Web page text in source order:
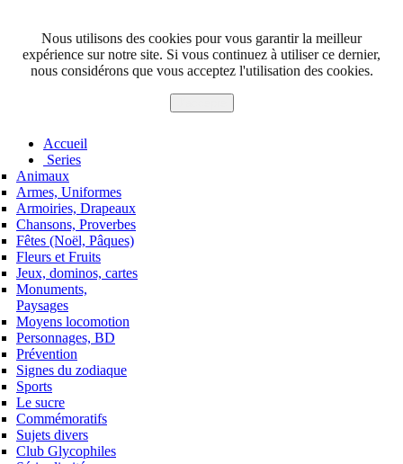
Nous utilisons des cookies pour vous garantir la meilleur
expérience sur notre site. Si vous continuez à utiliser ce dernier,
nous considérons que vous acceptez l'utilisation des cookies.
Accueil
Series
Animaux
Armes, Uniformes
Armoiries, Drapeaux
Chansons, Proverbes
Fêtes (Noël, Pâques)
Fleurs et Fruits
Jeux, dominos, cartes
Monuments,
Paysages
Moyens locomotion
Personnages, BD
Prévention
Signes du zodiaque
Sports
Le sucre
Commémoratifs
Sujets divers
Club Glycophiles